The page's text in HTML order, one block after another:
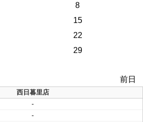
8
15
22
29
前日
西日暮里店
-
-